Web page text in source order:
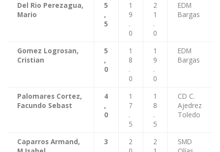
Del Rio Perezagua,
Mario
5
,
5
1
9
.
0
2
1
.
0
EDM
Bargas
Gomez Logrosan,
Cristian
5
,
0
1
8
.
0
1
9
.
0
EDM
Bargas
Palomares Cortez,
Facundo Sebast
4
,
0
1
7
.
5
1
8
.
5
CD C.
Ajedrez
Toledo
Caparros Armand,
3
2
2
SMD